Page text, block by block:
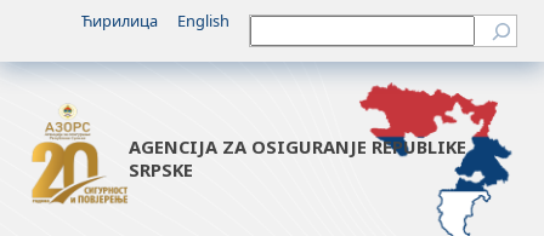
Ћирилица English Претрага
AGENCIJA ZA OSIGURANJE REPUBLIKE
SRPSKE